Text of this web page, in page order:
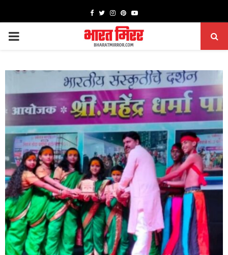
Facebook
TwitterInstagram
PinterestYoutube
PRIMARY